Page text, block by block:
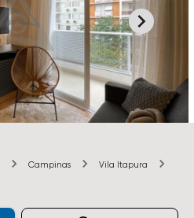
Campinas
Vila Itapura